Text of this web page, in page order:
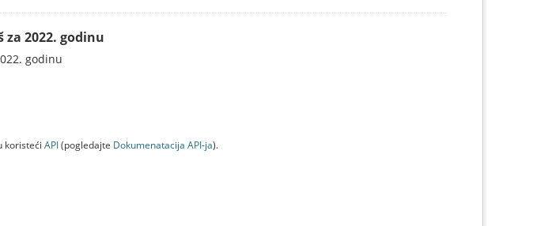
za 2022. godinu
godinu
koristeći API(pogledajte Dokumenаtаcijа API-jа).